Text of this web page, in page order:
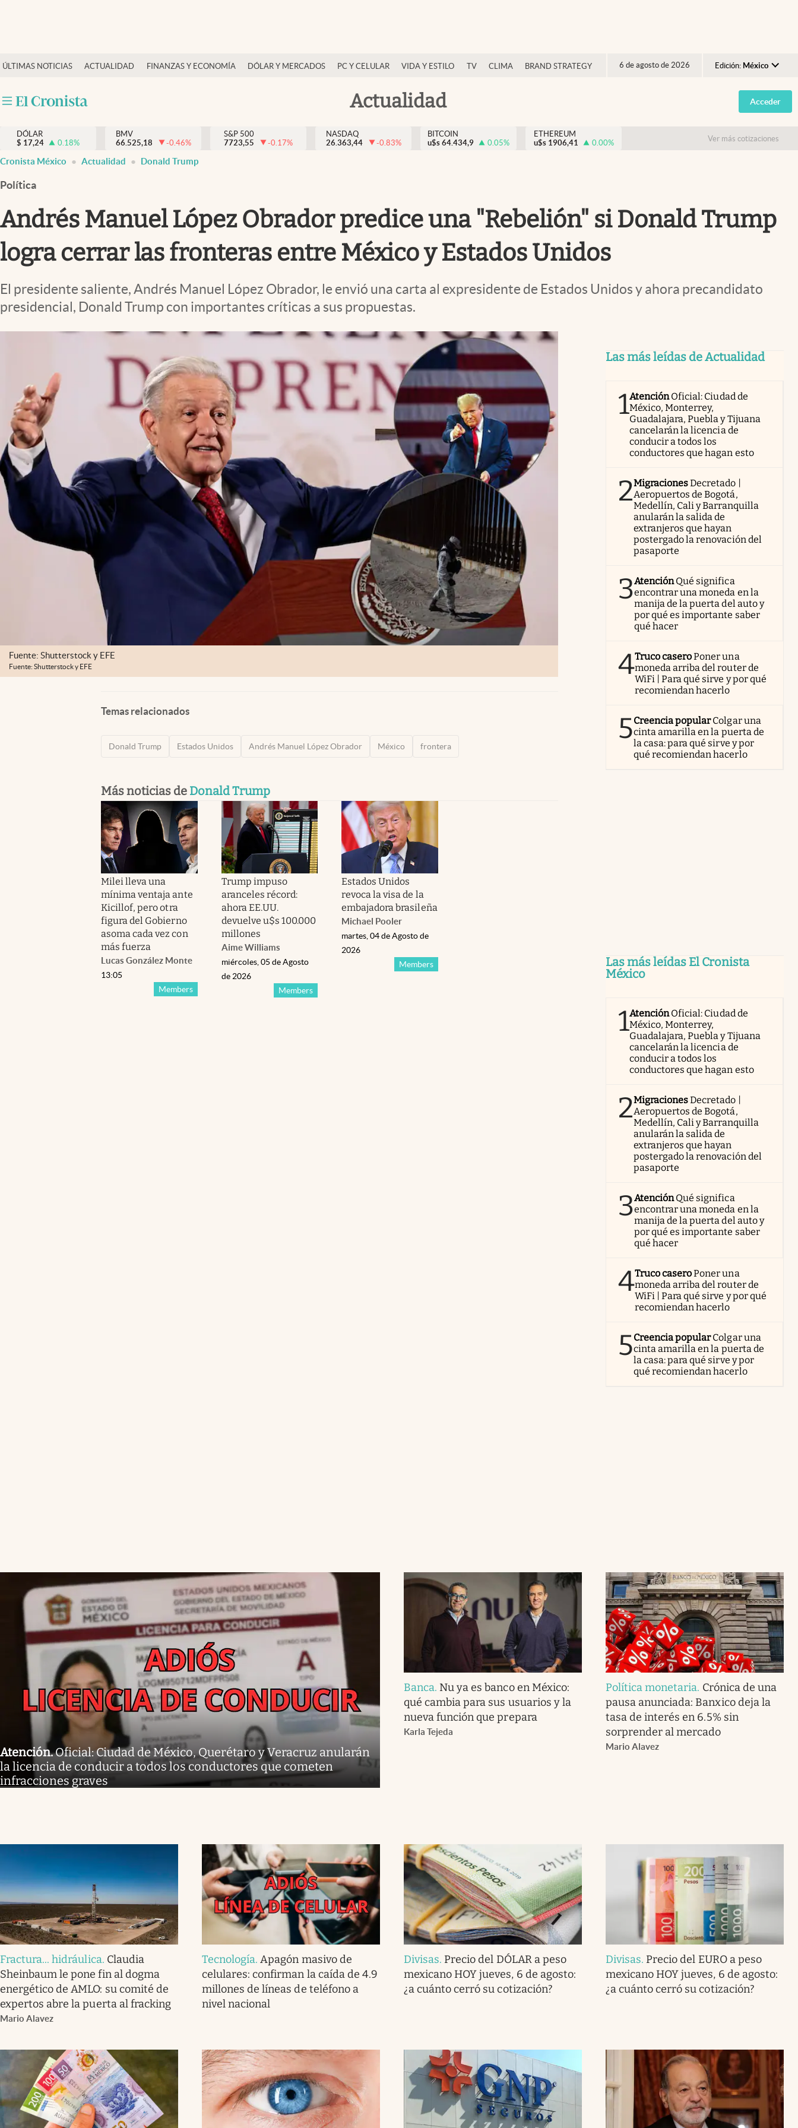
ÚLTIMAS NOTICIAS ACTUALIDAD FINANZAS Y ECONOMÍA DÓLAR Y MERCADOS PC Y CELULAR VIDA Y ESTILO TV CLIMA BRAND STRATEGY 6 de agosto de 2026 Edición: México
Argentina
España
USA
Actualidad
Actualidad
Internacionales
Opinión
Brand Strategy
Vida y estilo
Tv
Espiritualidad
Acceder
DÓLAR
$ 17,24 0.18%
BMV
66.525,18
-0.46%
S&P 500
7723,55
-0.17%
NASDAQ
26.363,44
-0.83%
BITCOIN
u$s 64.434,9 0.05%
ETHEREUM
u$s 1906,41 0.00% Ver más cotizaciones
Cronista México Actualidad Donald Trump
Política
Andrés Manuel López Obrador predice una "Rebelión" si Donald Trump
logra cerrar las fronteras entre México y Estados Unidos
El presidente saliente, Andrés Manuel López Obrador, le envió una carta al expresidente de Estados Unidos y ahora precandidato
presidencial, Donald Trump con importantes críticas a sus propuestas.
Fuente: Shutterstock y EFE
Fuente: Shutterstock y EFE
Temas relacionados
Donald Trump Estados Unidos Andrés Manuel López Obrador México frontera
Más noticias de Donald Trump
Milei lleva una
mínima ventaja ante
Kicillof, pero otra
figura del Gobierno
asoma cada vez con
más fuerza
Lucas González Monte
Members
13:05
Trump impuso
aranceles récord:
ahora EE.UU.
devuelve u$s 100.000
millones
Aime Williams
Members
miércoles, 05 de Agosto
de 2026
Estados Unidos
revoca la visa de la
embajadora brasileña
Michael Pooler
Members
martes, 04 de Agosto de
2026
Las más leídas de Actualidad
1AtenciónOficial: Ciudad de
México, Monterrey,
Guadalajara, Puebla y Tijuana
cancelarán la licencia de
conducir a todos los
conductores que hagan esto
2MigracionesDecretado |
Aeropuertos de Bogotá,
Medellín, Cali y Barranquilla
anularán la salida de
extranjeros que hayan
postergado la renovación del
pasaporte
3AtenciónQué significa
encontrar una moneda en la
manija de la puerta del auto y
por qué es importante saber
qué hacer
4Truco caseroPoner una
moneda arriba del router de
WiFi | Para qué sirve y por qué
recomiendan hacerlo
5Creencia popularColgar una
cinta amarilla en la puerta de
la casa: para qué sirve y por
qué recomiendan hacerlo
Las más leídas El Cronista
México
1AtenciónOficial: Ciudad de
México, Monterrey,
Guadalajara, Puebla y Tijuana
cancelarán la licencia de
conducir a todos los
conductores que hagan esto
2MigracionesDecretado |
Aeropuertos de Bogotá,
Medellín, Cali y Barranquilla
anularán la salida de
extranjeros que hayan
postergado la renovación del
pasaporte
3AtenciónQué significa
encontrar una moneda en la
manija de la puerta del auto y
por qué es importante saber
qué hacer
4Truco caseroPoner una
moneda arriba del router de
WiFi | Para qué sirve y por qué
recomiendan hacerlo
5Creencia popularColgar una
cinta amarilla en la puerta de
la casa: para qué sirve y por
qué recomiendan hacerlo
Atención.Oficial: Ciudad de México, Querétaro y Veracruz anularán
la licencia de conducir a todos los conductores que cometen
infracciones graves
Banca. Nu ya es banco en México:
qué cambia para sus usuarios y la
nueva función que prepara
Karla Tejeda
Política monetaria. Crónica de una
pausa anunciada: Banxico deja la
tasa de interés en 6.5% sin
sorprender al mercado
Mario Alavez
Fractura... hidráulica. Claudia
Sheinbaum le pone fin al dogma
energético de AMLO: su comité de
expertos abre la puerta al fracking
Mario Alavez
Tecnología.Apagón masivo de
celulares: confirman la caída de 4.9
millones de líneas de teléfono a
nivel nacional
Divisas. Precio del DÓLAR a peso
mexicano HOY jueves, 6 de agosto:
¿a cuánto cerró su cotización?
Divisas. Precio del EURO a peso
mexicano HOY jueves, 6 de agosto:
¿a cuánto cerró su cotización?